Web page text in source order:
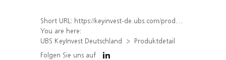
Short URL: https://keyinvest-de.ubs.com/produkt/detail/index/isin/DE000WA68R77
You are here:
UBS KeyInvest Deutschland
Produktdetail
Folgen Sie uns auf